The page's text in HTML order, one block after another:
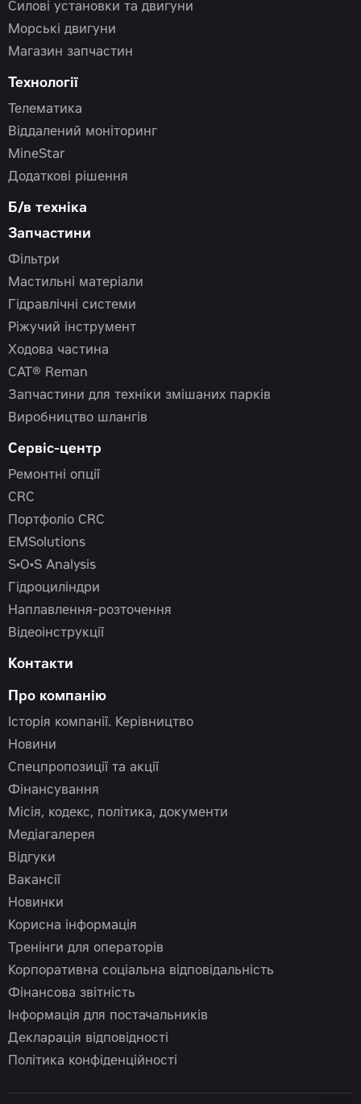
Силові установки та двигуни
Морські двигуни
Магазин запчастин
Технології
Телематика
Віддалений моніторинг
MineStar
Додаткові рішення
Б/в техніка
Запчастини
Фільтри
Мастильні матеріали
Гідравлічні системи
Ріжучий інструмент
Ходова частина
CAT® Reman
Запчастини для техніки змішаних парків
Виробництво шлангів
Сервіс-центр
Ремонтні опції
CRC
Портфоліо CRC
EMSolutions
S•O•S Analysis
Гідроциліндри
Наплавлення-розточення
Відеоінструкції
Контакти
Про компанію
Історія компанії. Керівництво
Новини
Спецпропозиції та акції
Фінансування
Місія, кодекс, політика, документи
Медіагалерея
Відгуки
Вакансії
Новинки
Корисна інформація
Тренінги для операторів
Корпоративна соціальна відповідальність
Фінансова звітність
Інформація для постачальників
Декларація відповідності
Політика конфіденційності